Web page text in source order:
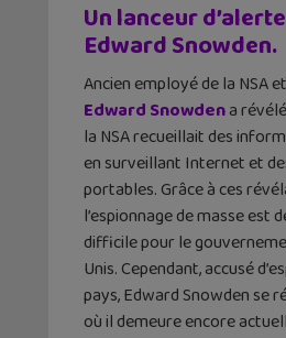
Un lanceur
Edward Snowden.
Ancien employé de la NSA
Edward Snowdena
la NSA recueillait des
en surveillant Internet et
portables. Grâce à ces
l’espionnage de masse est
difficile pour le
Unis. Cependant, accusé
pays, Edward Snowden se
où il demeure encore